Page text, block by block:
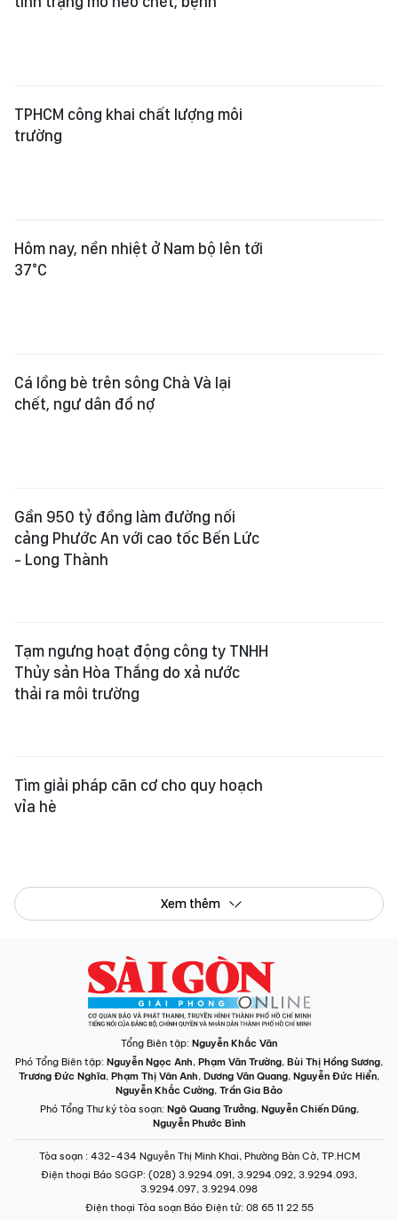
TPHCM công khai chất lượng môi
trường
Hôm nay, nền nhiệt ở Nam bộ lên tới
37°C
Cá lồng bè trên sông Chà Và lại
chết, ngư dân đổ nợ
Gần 950 tỷ đồng làm đường nối
cảng Phước An với cao tốc Bến Lức
- Long Thành
Tạm ngưng hoạt động công ty TNHH
Thủy sản Hòa Thắng do xả nước
thải ra môi trường
Tìm giải pháp căn cơ cho quy hoạch
vỉa hè
Xem thêm
Tổng Biên tập: Nguyễn Khắc Văn
Phó Tổng Biên tập: Nguyễn Ngọc Anh, Phạm Văn Trường, Bùi Thị Hồng Sương,
Trương Đức Nghĩa, Phạm Thị Vân Anh, Dương Văn Quang, Nguyễn Đức Hiển,
Nguyễn Khắc Cường, Trần Gia Bảo
Phó Tổng Thư ký tòa soạn: Ngô Quang Trưởng, Nguyễn Chiến Dũng,
Nguyễn Phước Bình
Tòa soạn : 432-434 Nguyễn Thị Minh Khai, Phường Bàn Cờ, TP.HCM
Điện thoại Báo SGGP: (028) 3.9294.091, 3.9294.092, 3.9294.093,
3.9294.097, 3.9294.098
Điện thoại Tòa soạn Báo Điện tử: 08 65 11 22 55